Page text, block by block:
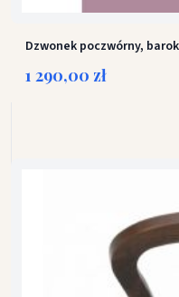
Dzwonek poczwórny,
1 290,00 zł